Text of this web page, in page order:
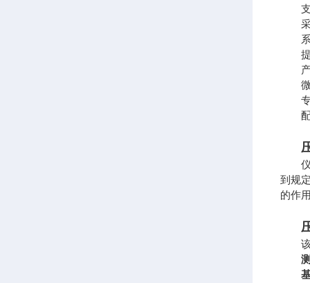
支
采
系
提
产
微
专门
配
仪器
到规
的作
该仪
基